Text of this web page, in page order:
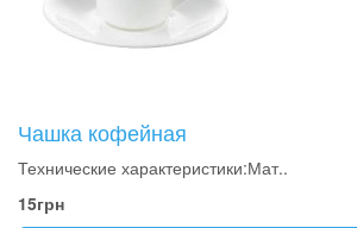
Чашка кофейная
Технические характеристики:Мат..
15грн